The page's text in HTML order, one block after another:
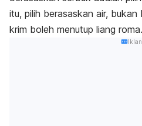
itu, pilih berasaskan air,
krim boleh menutup liang roma.
Iklan